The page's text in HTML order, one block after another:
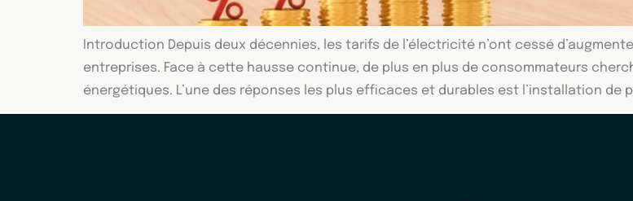
Introduction Depuis deux décennies, les tarifs de l’électricité n’ont cessé
entreprises. Face à cette hausse continue, de plus en plus de consommateurs
énergétiques. L’une des réponses les plus efficaces et durables est l’installation de